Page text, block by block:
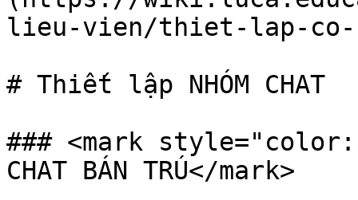
lieu-vien/thiet-lap-co-
# Thiết lập NHÓM CHAT
### <mark
CHAT BÁN TRÚ</mark>